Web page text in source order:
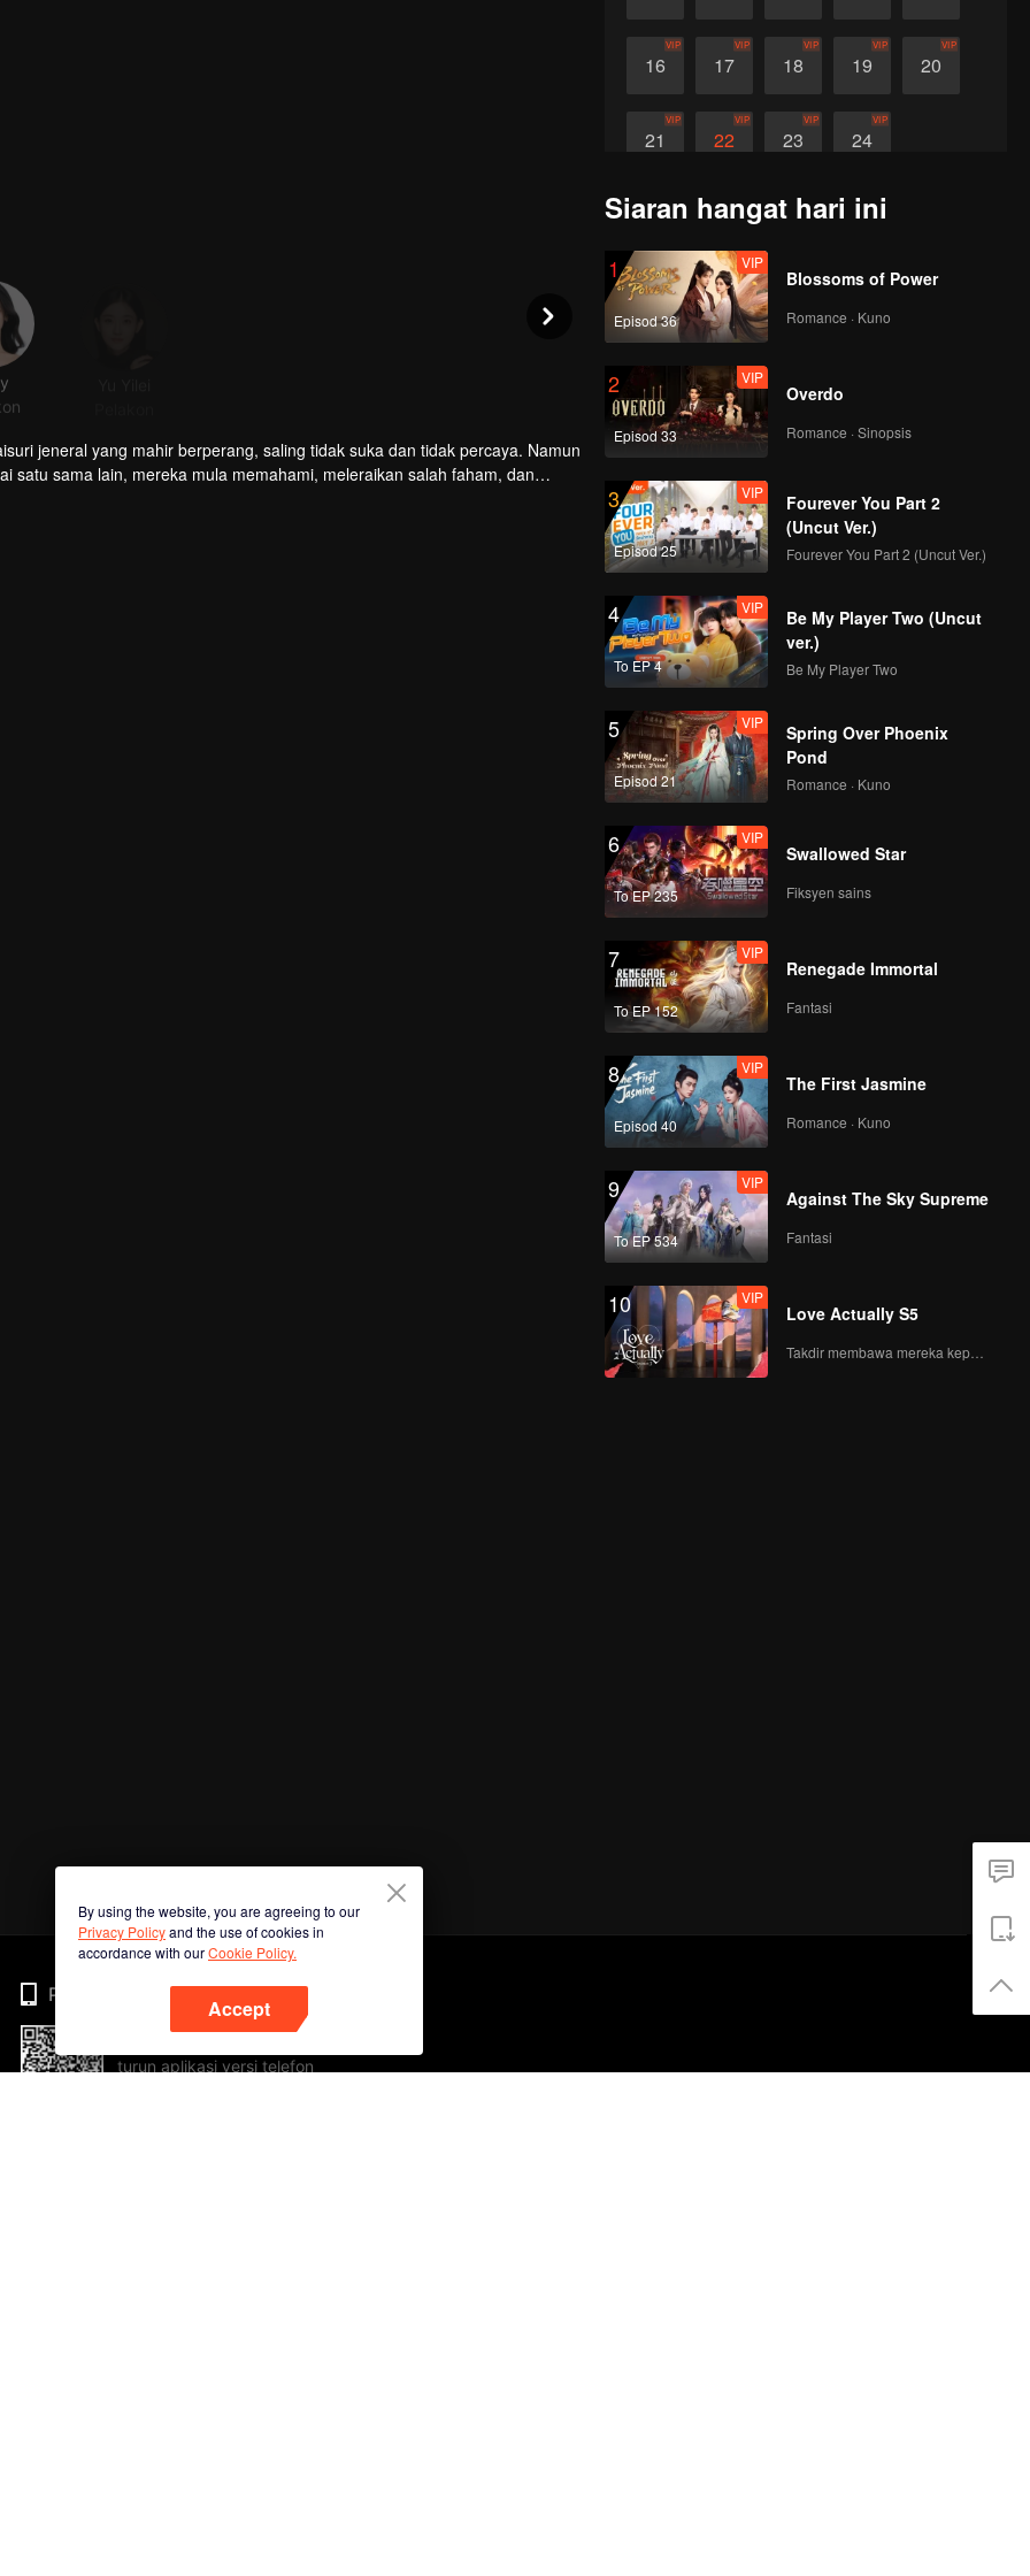
16
VIP
17
VIP
18
VIP
19
VIP
20
VIP
21
VIP
22
VIP
23
VIP
24
VIP
jeneral yang mahir berperang, saling tidak suka dan tidak percaya. Namun
satu sama lain, mereka mula memahami, meleraikan salah faham, dan
akhirnya melihat sendiri bagaimana Permaisuri dipandang rendah dan
mula faham mengapa baginda curiga terhadap keluarganya.
Siaran hangat hari ini
1
Episod 36
VIP
Blossoms of Power
Romance · Kuno
2
Episod 33
VIP
Overdo
Romance · Sinopsis
3
Episod 25
VIP
Fourever You Part 2
(Uncut Ver.)
Fourever You Part 2 (Uncut Ver.)
4
To EP 4
VIP
Be My Player Two (Uncut
ver.)
Be My Player Two
5
Episod 21
VIP
Spring Over Phoenix
Pond
Romance · Kuno
6
To EP 235
VIP
Swallowed Star
Fiksyen sains
7
To EP 152
VIP
Renegade Immortal
Fantasi
8
Episod 40
VIP
The First Jasmine
Romance · Kuno
9
To EP 534
VIP
Against The Sky Supreme
Fantasi
10 VIP
Love Actually S5
Takdir membawa mereka kepada cinta yang tulus!
By using the website, you are agreeing to our
Privacy Policyand the use of cookies in
accordance with ourCookie Policy.
Accept
Phone
turun aplikasi versi telefon